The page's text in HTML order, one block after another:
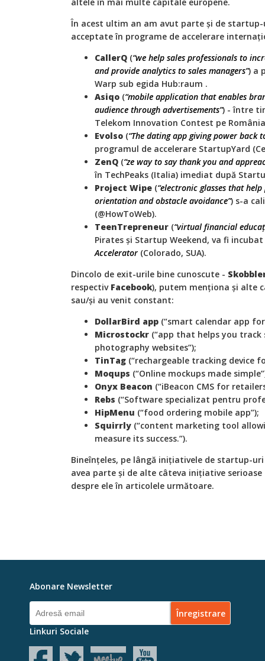
În acest ultim an am avut parte și de
acceptate în programe de accelerare
CallerQ (“we help sales professionals to
and provide analytics to sales managers”) a
Warp sub egida Hub:raum .
Asiqo (“mobile application that enables
audience through advertisements”) - între
Telekom Innovation Contest pe
Evolso (“The dating app giving power back
programul de accelerare StartupYard
ZenQ (“ze way to say thank you and
în TechPeaks (Italia) imediat după
Project Wipe (“electronic glasses that
orientation and obstacle avoidance”) s-a
(@HowToWeb).
TeenTrepreneur (“virtual financial
Pirates și Startup Weekend, va fi
Accelerator (Colorado, SUA).
Dincolo de exit-urile bine cunoscute -
respectiv Facebook), putem menționa și alte
sau/și au venit constant:
DollarBird app (“smart calendar app
Microstockr (“app that helps you
photography websites”);
TinTag (“rechargeable tracking device
Moqups (“Online mockups made
Onyx Beacon (“iBeacon CMS for retailers
Rebs (“Software specializat pentru
HipMenu (“food ordering mobile app”);
Squirrly (“content marketing tool
measure its success.”).
Bineînțeles, pe lângă inițiativele de startup-
avea parte și de alte câteva inițiative
despre ele în articolele următoare.
Abonare Newsletter
Linkuri Sociale